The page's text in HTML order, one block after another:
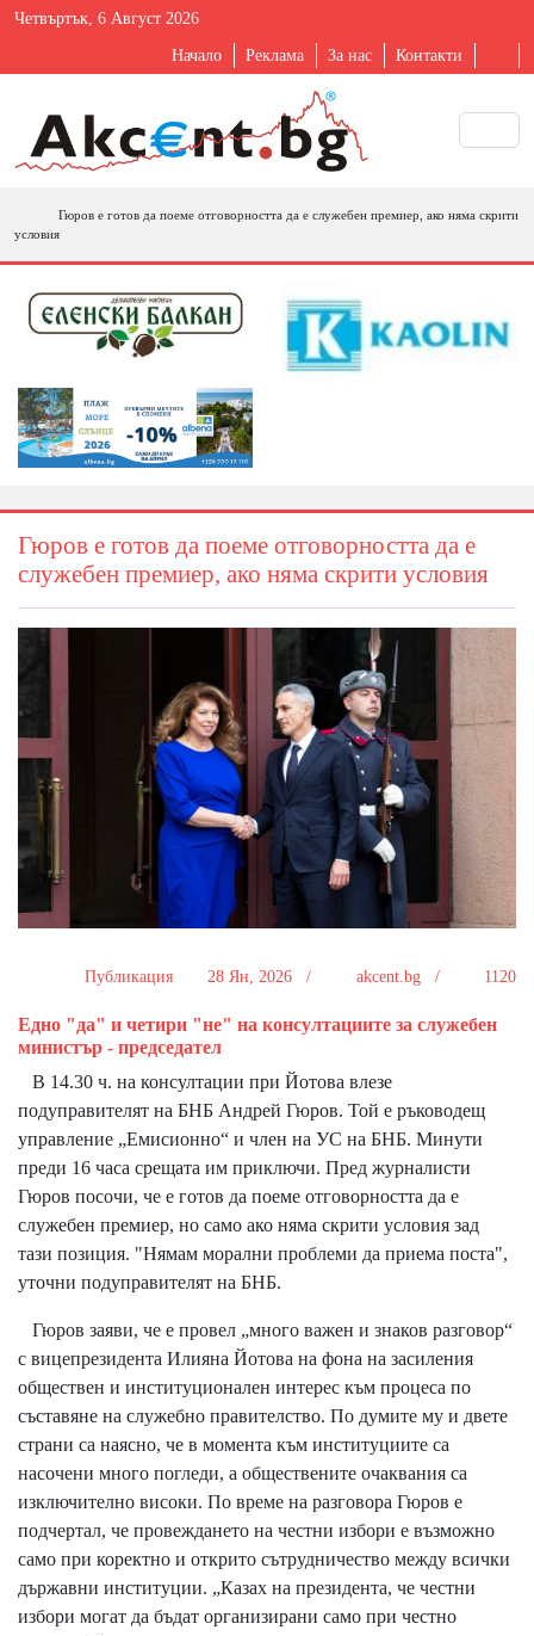
Четвъртък, 6 Август 2026
Начало Реклама За нас Контакти
Гюров е готов да поеме отговорността да е служебен премиер, ако няма скрити
условия
Гюров е готов да поеме отговорността да е
служебен премиер, ако няма скрити условия
Публикация 28 Ян, 2026 / akcent.bg / 1120
Едно "да" и четири "не" на консултациите за служебен
министър - председател
В 14.30 ч. на консултации при Йотова влезе
подуправителят на БНБ Андрей Гюров. Той е ръководещ
управление „Емисионно“ и член на УС на БНБ. Минути
преди 16 часа срещата им приключи. Пред журналисти
Гюров посочи, че е готов да поеме отговорността да е
служебен премиер, но само ако няма скрити условия зад
тази позиция. "Нямам морални проблеми да приема поста",
уточни подуправителят на БНБ.
Гюров заяви, че е провел „много важен и знаков разговор“
с вицепрезидента Илияна Йотова на фона на засиления
обществен и институционален интерес към процеса по
съставяне на служебно правителство. По думите му и двете
страни са наясно, че в момента към институциите са
насочени много погледи, а обществените очаквания са
изключително високи. По време на разговора Гюров е
подчертал, че провеждането на честни избори е възможно
само при коректно и открито сътрудничество между всички
държавни институции. „Казах на президента, че честни
избори могат да бъдат организирани само при честно